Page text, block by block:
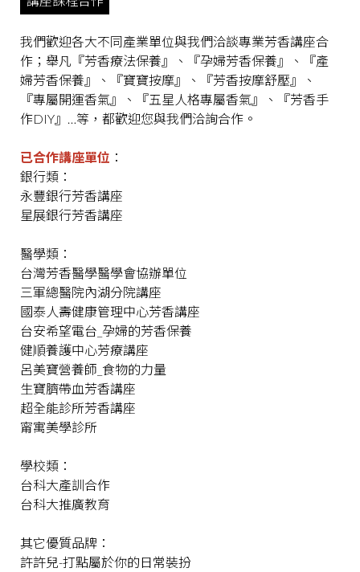
我們歡迎各大不同產業單位與我們洽談專業芳香講座合
作；舉凡『芳香療法保養』、『孕婦芳香保養』、『產
婦芳香保養』、『寶寶按摩』、『芳香按摩舒壓』、
『專屬開運香氣』、『五星人格專屬香氣』、『芳香手
作DIY』…等，都歡迎您與我們洽詢合作。
已合作講座單位 ：
銀行類：
永豐銀行芳香講座
星展銀行芳香講座
醫學類：
台灣芳香醫學醫學會協辦單位
三軍總醫院內湖分院講座
國泰人壽健康管理中心芳香講座
台安希望電台_孕婦的芳香保養
健順養護中心芳療講座
呂美寶營養師_食物的力量
生寶臍帶血芳香講座
超全能診所芳香講座
甯寓美學診所
學校類：
台科大產訓合作
台科大推廣教育
其它優質品牌：
許許兒-打點屬於你的日常裝扮